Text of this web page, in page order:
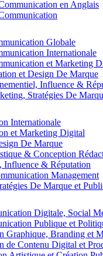
en Anglais
Globale
Internationale
et Marketing
et Design De Marque
Influence &
Stratégies De
Internationale
et Marketing Digital
De Marque
& Conception
Influence & Réputation
Management
De Marque et
Digitale, Social
Publique et
Graphique, Branding et
de Contenu Digital et